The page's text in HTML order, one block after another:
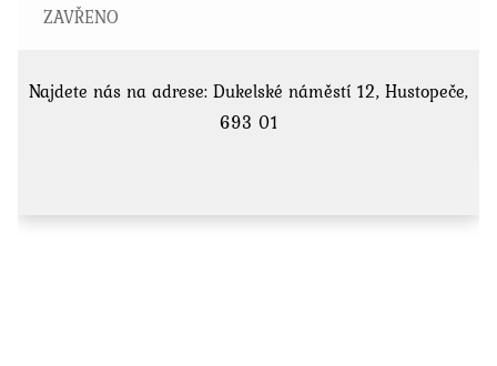
ZAVŘENO
Najdete nás na adrese: Dukelské náměstí 12, Hustopeče,
693 01